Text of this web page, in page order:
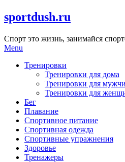
Skip
to
sportdush.ru
Спорт это жизнь, занимайся
Menu
Тренировки
Тренировки для дома
Тренировки для
Тренировки для
Бег
Плавание
Спортивное питание
Спортивная одежда
Спортивные упражнения
Здоровье
Тренажеры